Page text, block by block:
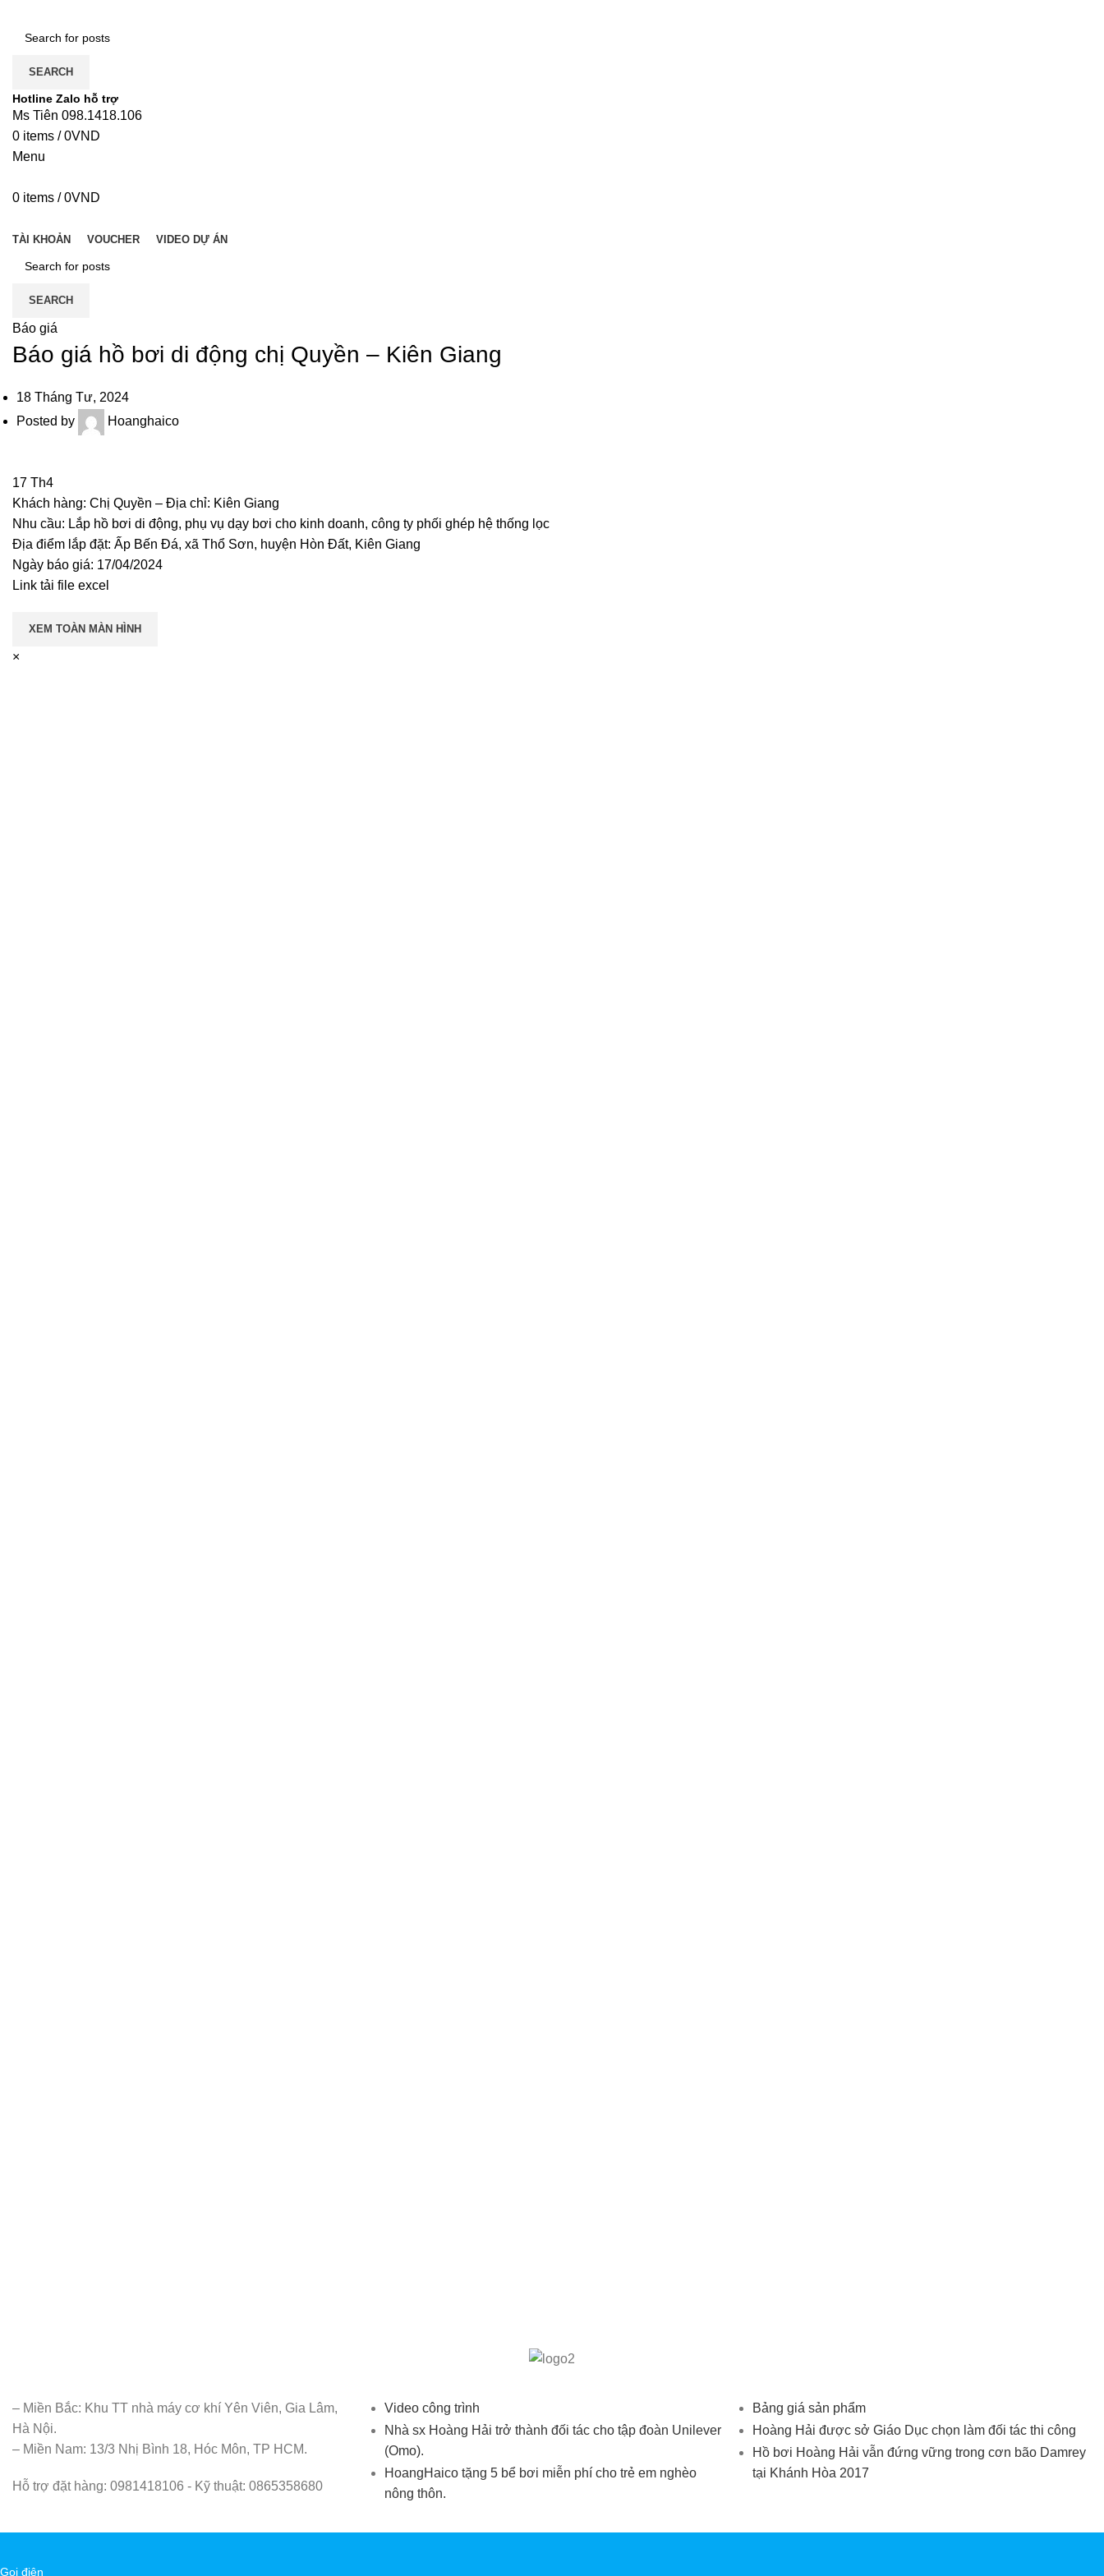
SEARCH
Hotline Zalo hỗ trợ
Ms Tiên 098.1418.106
0 items / 0VND
Menu
0 items / 0VND
TÀI KHOẢN VOUCHER VIDEO DỰ ÁN
SEARCH
Báo giá
Báo giá hồ bơi di động chị Quyền – Kiên Giang
18 Tháng Tư, 2024
Posted by
Hoanghaico
17 Th4
Khách hàng: Chị Quyền – Địa chỉ: Kiên Giang
Nhu cầu: Lắp hồ bơi di động, phụ vụ dạy bơi cho kinh doanh, công ty phối ghép hệ thống lọc
Địa điểm lắp đặt: Ấp Bến Đá, xã Thổ Sơn, huyện Hòn Đất, Kiên Giang
Ngày báo giá: 17/04/2024
Link tải file excel
XEM TOÀN MÀN HÌNH
×
– Miền Bắc: Khu TT nhà máy cơ khí Yên Viên, Gia Lâm,
Hà Nội.
– Miền Nam: 13/3 Nhị Bình 18, Hóc Môn, TP HCM.
Hỗ trợ đặt hàng: 0981418106 - Kỹ thuật: 0865358680
Video công trình
Nhà sx Hoàng Hải trở thành đối tác cho tập đoàn Unilever
(Omo).
HoangHaico tặng 5 bể bơi miễn phí cho trẻ em nghèo
nông thôn.
Bảng giá sản phẩm
Hoàng Hải được sở Giáo Dục chọn làm đối tác thi công
Hồ bơi Hoàng Hải vẫn đứng vững trong cơn bão Damrey
tại Khánh Hòa 2017
Gọi điện